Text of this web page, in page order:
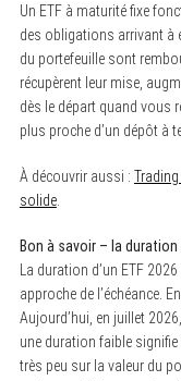
Un ETF à maturité fixe
des obligations arrivant à
du portefeuille sont
récupèrent leur mise,
dès le départ quand vous
plus proche d’un dépôt à
À découvrir aussi :
solide.
Bon à savoir – la
La duration d’un ETF
approche de l’échéance.
Aujourd’hui, en juillet
une duration faible
très peu sur la valeur du